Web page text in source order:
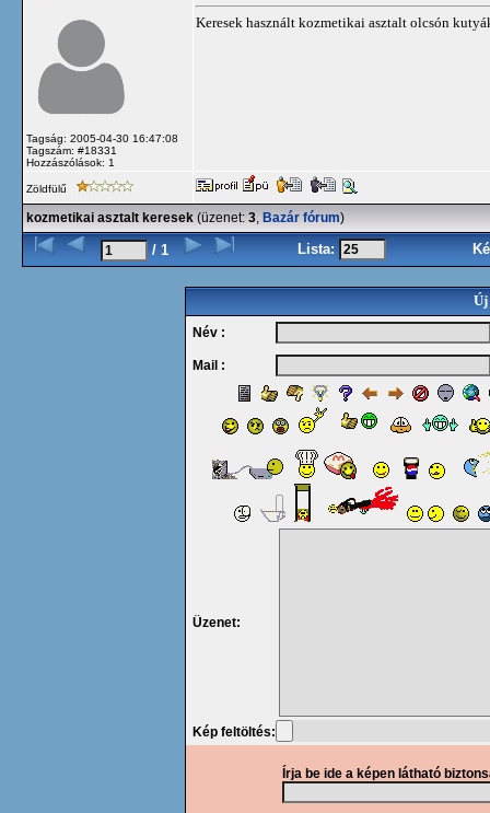
Tagság: 2005-04-30 16:47:08
Tagszám: #18331
Hozzászólások: 1
Keresek használt kozmetikai asztalt olcsón
Zöldfülű
kozmetikai asztalt keresek (üzenet: 3, Bazár fórum)
/ 1 Lista:
Új
Név :
Mail :
Üzenet:
Kép feltöltés:
Írja be ide a képen látható